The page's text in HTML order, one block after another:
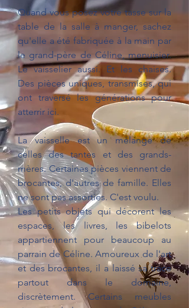
Quand vous posez votre tasse sur la
table de la salle à manger, sachez
qu'elle a été fabriquée à la main par
le grand-père de Céline, menuisier.
Le vaisselier aussi. Et les chaises.
Des pièces uniques, transmises, qui
ont traversé les générations pour
atterrir ici.
La vaisselle est un mélange de
celles des tantes et des grands-
mères. Certaines pièces viennent de
brocantes, d'autres de famille. Elles
ne sont pas assorties. C'est voulu.
Les petits objets qui décorent les
espaces, les livres, les bibelots
appartiennent pour beaucoup au
parrain de Céline. Amoureux de l'art
et des brocantes, il a laissé sa trace
partout dans le domaine,
discrètement.Certains meubles